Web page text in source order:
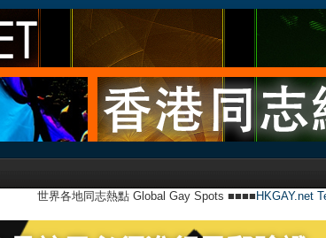
世界各地同志熱點 Global Gay Spots ■■■■ HKGAY.net